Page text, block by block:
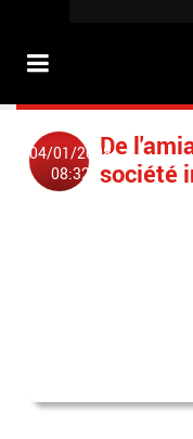
04/01/2008
08:32
De
société